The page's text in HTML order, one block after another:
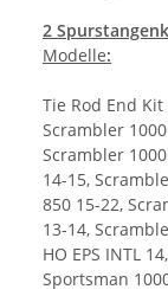
2
Modelle:
Tie Rod End
Scrambler
Scrambler 1000
14-15,
850 15-22,
13-14,
HO EPS INTL
Sportsman